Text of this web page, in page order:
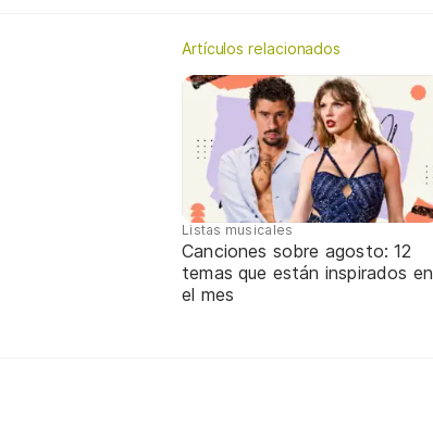
Artículos relacionados
Listas musicales
Canciones sobre agosto: 12
temas que están inspirados en
el mes